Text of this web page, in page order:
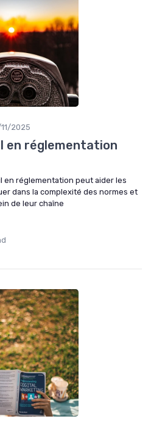
2025
en réglementation
en réglementation peut aider les
dans la complexité des normes et
de leur chaîne